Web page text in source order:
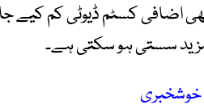
بھی اضافی کسٹم ڈیوٹی کم
مزید سستی ہو سکتی ہے۔